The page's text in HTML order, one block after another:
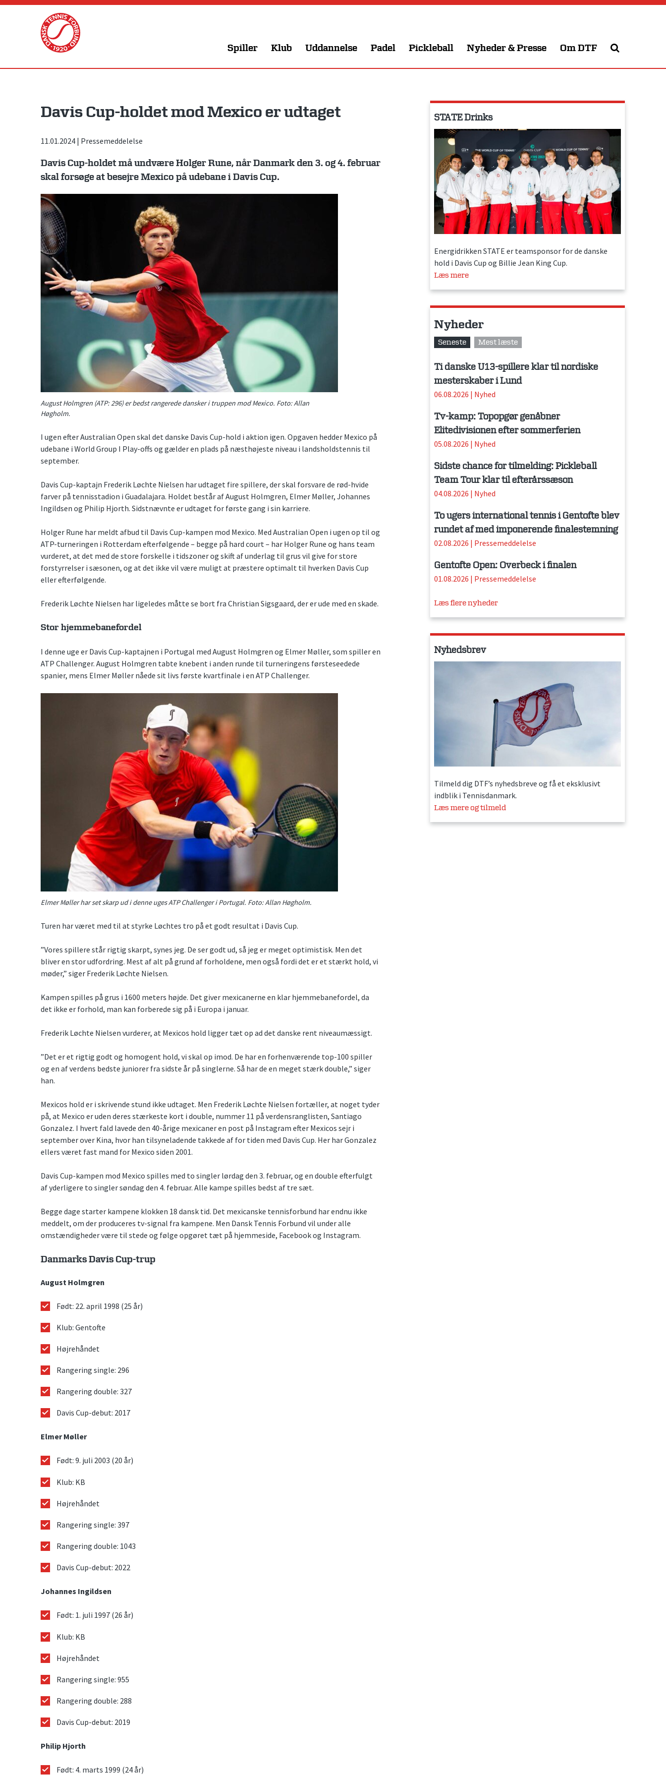
Skip
Spiller Klub Uddannelse Padel Pickleball Nyheder & Presse Om DTF
Davis Cup-holdet mod Mexico er udtaget
11.01.2024 | Pressemeddelelse
Davis Cup-holdet må undvære Holger Rune, når Danmark den 3. og 4. februar
skal forsøge at besejre Mexico på udebane i Davis Cup.
August Holmgren (ATP: 296) er bedst rangerede dansker i truppen mod Mexico. Foto: Allan
Høgholm.
I ugen efter Australian Open skal det danske Davis Cup-hold i aktion igen. Opgaven hedder Mexico på
udebane i World Group I Play-offs og gælder en plads på næsthøjeste niveau i landsholdstennis til
september.
Davis Cup-kaptajn Frederik Løchte Nielsen har udtaget fire spillere, der skal forsvare de rød-hvide
farver på tennisstadion i Guadalajara. Holdet består af August Holmgren, Elmer Møller, Johannes
Ingildsen og Philip Hjorth. Sidstnævnte er udtaget for første gang i sin karriere.
Holger Rune har meldt afbud til Davis Cup-kampen mod Mexico. Med Australian Open i ugen op til og
ATP-turneringen i Rotterdam efterfølgende – begge på hard court – har Holger Rune og hans team
vurderet, at det med de store forskelle i tidszoner og skift af underlag til grus vil give for store
forstyrrelser i sæsonen, og at det ikke vil være muligt at præstere optimalt til hverken Davis Cup
eller efterfølgende.
Frederik Løchte Nielsen har ligeledes måtte se bort fra Christian Sigsgaard, der er ude med en skade.
Stor hjemmebanefordel
I denne uge er Davis Cup-kaptajnen i Portugal med August Holmgren og Elmer Møller, som spiller en
ATP Challenger. August Holmgren tabte knebent i anden runde til turneringens førsteseedede
spanier, mens Elmer Møller nåede sit livs første kvartfinale i en ATP Challenger.
Elmer Møller har set skarp ud i denne uges ATP Challenger i Portugal. Foto: Allan Høgholm.
Turen har været med til at styrke Løchtes tro på et godt resultat i Davis Cup.
”Vores spillere står rigtig skarpt, synes jeg. De ser godt ud, så jeg er meget optimistisk. Men det
bliver en stor udfordring. Mest af alt på grund af forholdene, men også fordi det er et stærkt hold, vi
møder,” siger Frederik Løchte Nielsen.
Kampen spilles på grus i 1600 meters højde. Det giver mexicanerne en klar hjemmebanefordel, da
det ikke er forhold, man kan forberede sig på i Europa i januar.
Frederik Løchte Nielsen vurderer, at Mexicos hold ligger tæt op ad det danske rent niveaumæssigt.
”Det er et rigtig godt og homogent hold, vi skal op imod. De har en forhenværende top-100 spiller
og en af verdens bedste juniorer fra sidste år på singlerne. Så har de en meget stærk double,” siger
han.
Mexicos hold er i skrivende stund ikke udtaget. Men Frederik Løchte Nielsen fortæller, at noget tyder
på, at Mexico er uden deres stærkeste kort i double, nummer 11 på verdensranglisten, Santiago
Gonzalez. I hvert fald lavede den 40-årige mexicaner en post på Instagram efter Mexicos sejr i
september over Kina, hvor han tilsyneladende takkede af for tiden med Davis Cup. Her har Gonzalez
ellers været fast mand for Mexico siden 2001.
Davis Cup-kampen mod Mexico spilles med to singler lørdag den 3. februar, og en double efterfulgt
af yderligere to singler søndag den 4. februar. Alle kampe spilles bedst af tre sæt.
Begge dage starter kampene klokken 18 dansk tid. Det mexicanske tennisforbund har endnu ikke
meddelt, om der produceres tv-signal fra kampene. Men Dansk Tennis Forbund vil under alle
omstændigheder være til stede og følge opgøret tæt på hjemmeside, Facebook og Instagram.
Danmarks Davis Cup-trup
August Holmgren
Født: 22. april 1998 (25 år)
Klub: Gentofte
Højrehåndet
Rangering single: 296
Rangering double: 327
Davis Cup-debut: 2017
Elmer Møller
Født: 9. juli 2003 (20 år)
Klub: KB
Højrehåndet
Rangering single: 397
Rangering double: 1043
Davis Cup-debut: 2022
Johannes Ingildsen
Født: 1. juli 1997 (26 år)
Klub: KB
Højrehåndet
Rangering single: 955
Rangering double: 288
Davis Cup-debut: 2019
Philip Hjorth
Født: 4. marts 1999 (24 år)
STATE Drinks
Energidrikken STATE er teamsponsor for de danske
hold i Davis Cup og Billie Jean King Cup.
Læs mere
Nyheder
Seneste Mest læste
Ti danske U13-spillere klar til nordiske
mesterskaber i Lund
06.08.2026 | Nyhed
Tv-kamp: Topopgør genåbner
Elitedivisionen efter sommerferien
05.08.2026 | Nyhed
Sidste chance for tilmelding: Pickleball
Team Tour klar til efterårssæson
04.08.2026 | Nyhed
To ugers international tennis i Gentofte blev
rundet af med imponerende finalestemning
02.08.2026 | Pressemeddelelse
Gentofte Open: Overbeck i finalen
01.08.2026 | Pressemeddelelse
Læs flere nyheder
Nyhedsbrev
Tilmeld dig DTF’s nyhedsbreve og få et eksklusivt
indblik i Tennisdanmark.
Læs mere og tilmeld